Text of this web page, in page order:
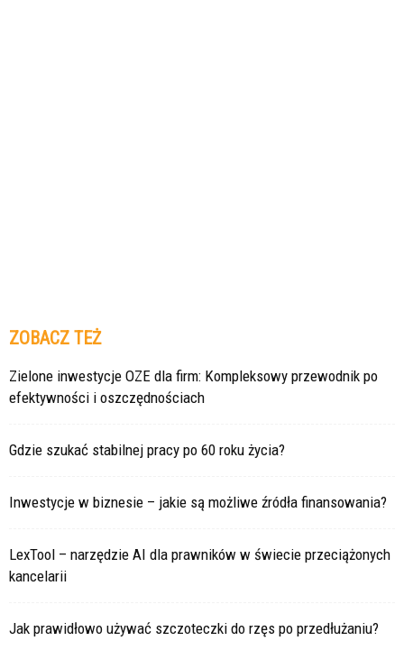
ZOBACZ TEŻ
Zielone inwestycje OZE dla firm: Kompleksowy przewodnik po
efektywności i oszczędnościach
Gdzie szukać stabilnej pracy po 60 roku życia?
Inwestycje w biznesie – jakie są możliwe źródła finansowania?
LexTool – narzędzie AI dla prawników w świecie przeciążonych
kancelarii
Jak prawidłowo używać szczoteczki do rzęs po przedłużaniu?